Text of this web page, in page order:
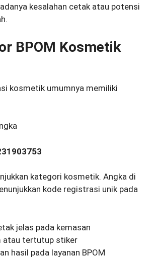
kesalahan cetak atau potensi
BPOM Kosmetik
kosmetik umumnya memiliki
kategori kosmetik. Angka di
kode registrasi unik pada
jelas pada kemasan
atau tertutup stiker
hasil pada layanan BPOM